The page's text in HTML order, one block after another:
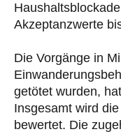
Akzeptanzwerte
Die Vorgänge in
getötet wurden,
Insgesamt wird
bewertet. Die